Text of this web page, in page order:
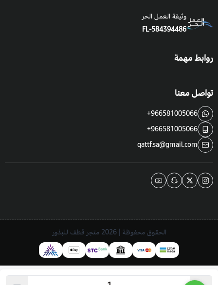
وثيقة العمل الحر
FL-584394486
روابط مهمة
تواصل معنا
+966581005066
+966581005066
qattf.sa@gmail.com
الحقوق محفوظة | 2026 متجر قطف للبذور